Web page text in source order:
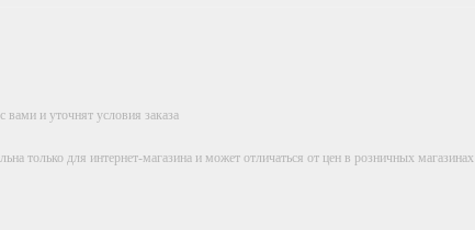
и уточнят условия заказа
только для интернет-магазина и может отличаться от цен в розничных магазинах